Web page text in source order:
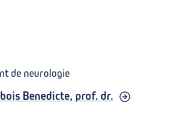
de neurologie
Benedicte, prof. dr.